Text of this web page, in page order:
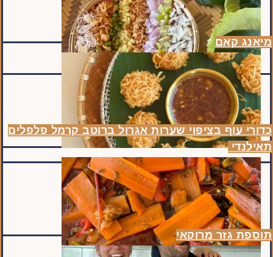
מיאנג קאם
כדורי עוף בציפוי שערות אגרול ברוטב קרמל פלפלים
תאילנדי
תוספת גזר מרוקאי